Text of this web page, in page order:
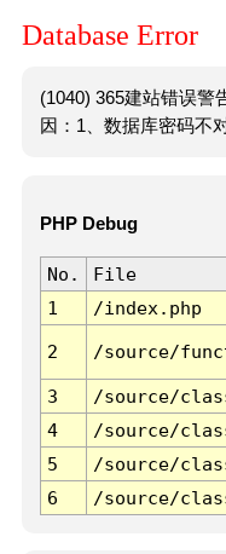
Database Error
(1040) 365建站错误警
因：1、数据库密码不
PHP Debug
No. File
1
/index.php
2 /source/
3 /source/
4
/source/
5
/source/
6
/source/